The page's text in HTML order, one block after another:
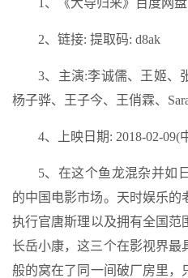
1、《大导归来》百度网
2、链接: 提取码: d8ak
3、主演:李诚儒、王姬、
杨子骅、王子今、王俏霖、
4、上映日期: 2018-02-09(
5、在这个鱼龙混杂并如
的中国电影市场。天时娱乐的
执行官唐斯理以及拥有全国范
长岳小康，这三个在影视界
般的窝在了同一间破厂房里